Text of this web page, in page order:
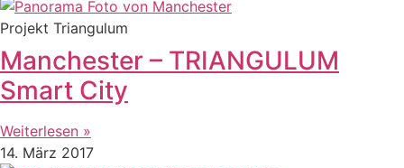
Projekt Triangulum
Manchester – TRIANGULUM
Smart City
Weiterlesen »
14. März 2017